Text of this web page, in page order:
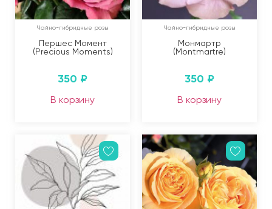
Чайно-гибридные розы
Першес Момент
(Precious Moments)
350 ₽
В корзину
Чайно-гибридные розы
Монмартр
(Montmartre)
350 ₽
В корзину